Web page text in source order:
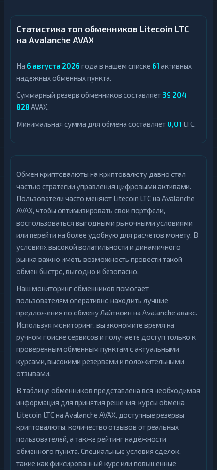
Статистика топ обменников Litecoin LTC
на Avalanche AVAX
На 6 августа 2026 года в нашем списке 61 активных
надежных обменных пункта.
Суммарный резерв обменников составляет 39 204
828 AVAX.
Минимальная сумма для обмена составляет 0,01 LTC.
Обмен криптовалюты на криптовалюту давно стал
частью стратегии управления цифровыми активами.
Пользователи часто меняют Litecoin LTC на Avalanche
AVAX, чтобы оптимизировать свои портфели,
воспользоваться выгодными рыночными условиями
или перейти на более удобную для расчетов монету. В
условиях высокой волатильности и динамичного
рынка важно иметь возможность провести такой
обмен быстро, выгодно и безопасно.
Наш мониторинг обменников помогает
пользователям оперативно находить лучшие
предложения по обмену Лайткоин на Avalanche авакс.
Используя мониторинг, вы экономите время на
ручном поиске сервисов и получаете доступ только к
проверенным обменным пунктам с актуальными
курсами, высокими резервами и положительными
отзывами.
В таблице обменников представлена вся необходимая
информация для принятия решения: курсы обмена
Litecoin LTC на Avalanche AVAX, доступные резервы
криптовалюты, количество отзывов от реальных
пользователей, а также рейтинг надёжности
обменного пункта. Специальные условия сделок,
такие как фиксированный курс или повышенные